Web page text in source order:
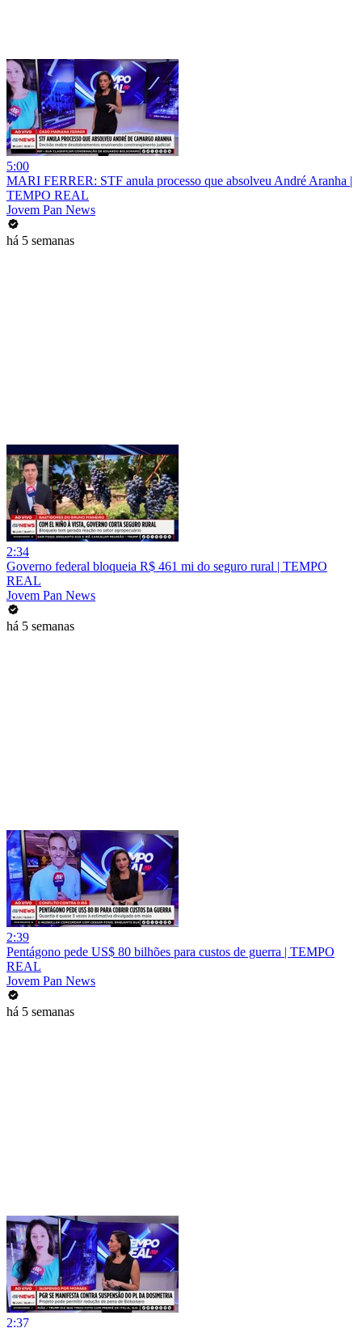
5:00
MARI FERRER: STF anula processo que absolveu André Aranha |
TEMPO REAL
Jovem Pan News
há 5 semanas
2:34
Governo federal bloqueia R$ 461 mi do seguro rural | TEMPO
REAL
Jovem Pan News
há 5 semanas
2:39
Pentágono pede US$ 80 bilhões para custos de guerra | TEMPO
REAL
Jovem Pan News
há 5 semanas
2:37